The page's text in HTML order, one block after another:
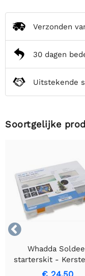
Verzonden
30 dagen
Uitstekende
Soortgelijke

Whadda
starterskit -